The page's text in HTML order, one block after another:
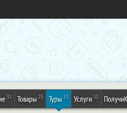
31 Товары 25 Туры 13 Услуги 12